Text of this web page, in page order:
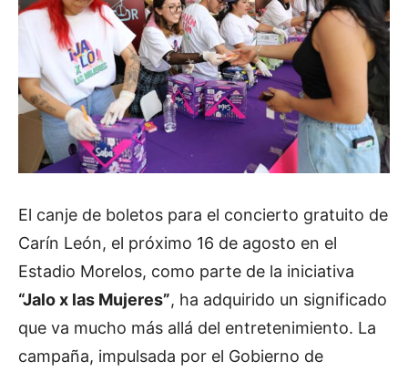
El canje de boletos para el concierto gratuito de
Carín León, el próximo 16 de agosto en el
Estadio Morelos, como parte de la iniciativa
“Jalo x las Mujeres”, ha adquirido un significado
que va mucho más allá del entretenimiento. La
campaña, impulsada por el Gobierno de